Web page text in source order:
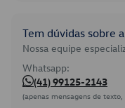
Tem dúvidas sobre
Nossa equipe
Whatsapp:
(41) 99125-2143
(apenas mensagens de